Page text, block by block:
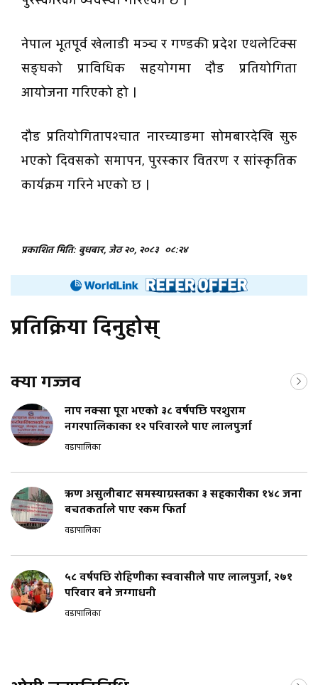
नेपाल भूतपूर्व खेलाडी मञ्च र गण्डकी प्रदेश एथलेटिक्स
सङ्घको प्राविधिक सहयोगमा दौड प्रतियोगिता
आयोजना गरिएको हो ।
दौड प्रतियोगितापश्चात नारच्याङमा सोमबारदेखि सुरु
भएको दिवसको समापन, पुरस्कार वितरण र सांस्कृतिक
कार्यक्रम गरिने भएको छ ।
प्रकाशित मिति: बुधबार, जेठ २०, २०८३ ०८:२४
प्रतिक्रिया दिनुहोस्
क्या गज्जव
नाप नक्सा पूरा भएको ३८ वर्षपछि परशुराम
नगरपालिकाका १२ परिवारले पाए लालपुर्जा
वडापालिका
ऋण असुलीबाट समस्याग्रस्तका ३ सहकारीका १४८ जना
बचतकर्ताले पाए रकम फिर्ता
वडापालिका
५८ वर्षपछि रोहिणीका स्ववासीले पाए लालपुर्जा, २७१
परिवार बने जग्गाधनी
वडापालिका